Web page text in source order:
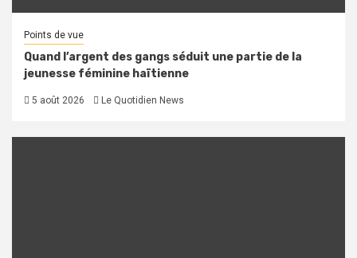
Points de vue
Quand l’argent des gangs séduit une partie de la
jeunesse féminine haïtienne
5 août 2026 Le Quotidien News